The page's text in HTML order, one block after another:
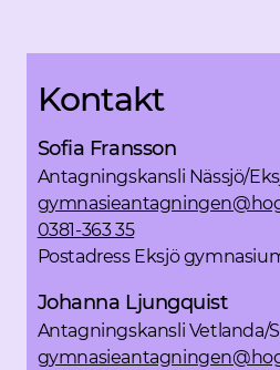
Kontakt
Sofia Fransson
Antagningskansli Nässjö/
0381-363 35
Postadress Eksjö
Johanna Ljungquist
Antagningskansli Vetlanda/